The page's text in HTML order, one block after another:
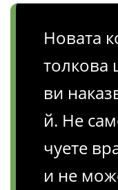
Новата
толкова
ви
й. Не
чуете
и не